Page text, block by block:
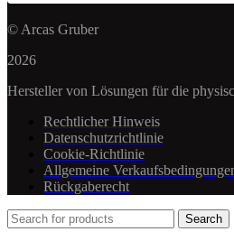
© Arcas Gruber
2026
Hersteller von Lösungen für die
Rechtlicher Hinweis
Datenschutzrichtlinie
Cookie-Richtlinie
Allgemeine
Rückgaberecht
Search